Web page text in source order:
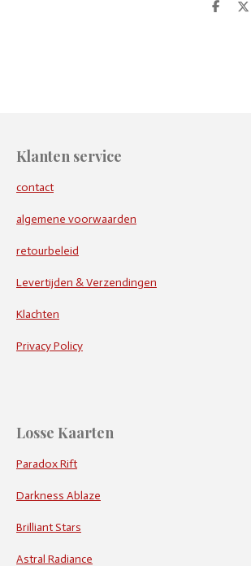
D
D
Klanten service
contact
algemene voorwaarden
retourbeleid
Levertijden & Verzendingen
Klachten
Privacy Policy
Losse Kaarten
Paradox Rift
Darkness Ablaze
Brilliant Stars
Astral Radiance